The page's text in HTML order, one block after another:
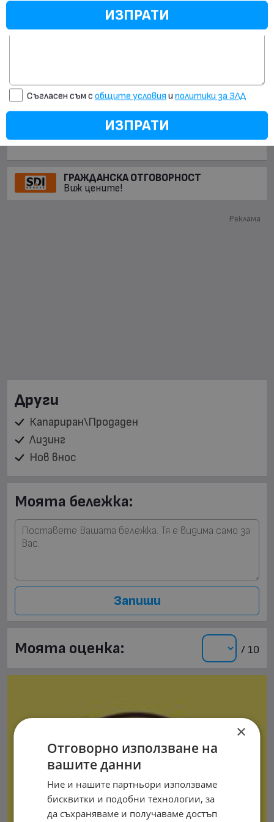
Съгласен съм с общите условия и политики за ЗЛД
ИЗПРАТИ
ИЗПРАТИ
ИТАЛ КОМЕРС ви предлага нов внос рулон
преса от марката JOHN DEERE модел 592 Roto
Виж всички обяви в:
ГРАЖДАНСКА ОТГОВОРНОСТ
Виж цените!
Реклама
Други
Капариран\Продаден
Лизинг
Нов внос
Моята бележка:
Запиши
Моята оценка: / 10
×
Отговорно използване на
вашите данни
Ние и нашите партньори използваме
бисквитки и подобни технологии, за
да съхраняваме и получаваме достъп